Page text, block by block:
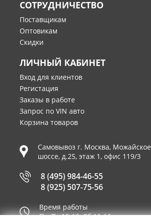
СОТРУДНИЧЕСТВО
Поставщикам
Оптовикам
Скидки
ЛИЧНЫЙ КАБИНЕТ
Вход для клиентов
Регистация
Заказы в работе
Запрос по VIN авто
Корзина товаров
Самовывоз г. Москва, Можайское
шоссе, д.25, этаж 1, офис 119/3
8 (495) 984-46-55
8 (925) 507-75-56
Время работы